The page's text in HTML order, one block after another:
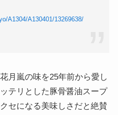
A1304/A130401/13269638/
月嵐の味を25年前から愛し
テリとした豚骨醤油スープ
セになる美味しさだと絶賛